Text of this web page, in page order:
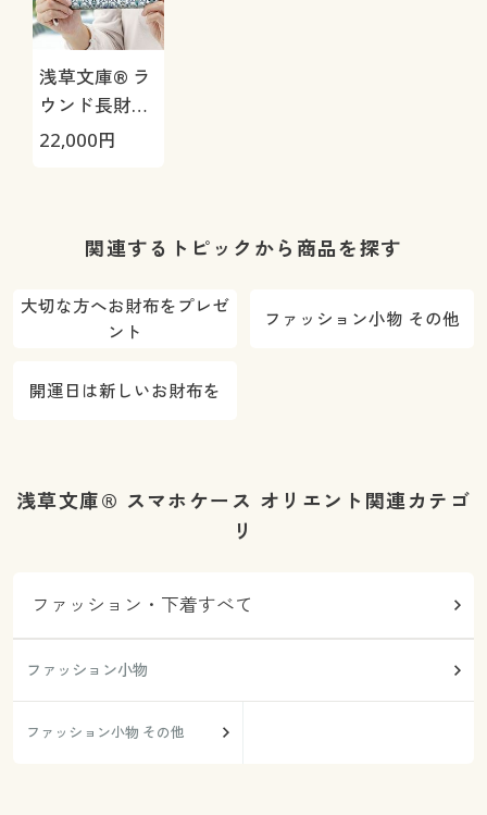
浅草文庫® ラ
ウンド長財布
オリエント
22,000円
関連するトピックから商品を探す
大切な方へお財布をプレゼ
ント
ファッション小物 その他
開運日は新しいお財布を
浅草文庫® スマホケース オリエント関連カテゴ
リ
ファッション・下着すべて
ファッション小物
ファッション小物 その他